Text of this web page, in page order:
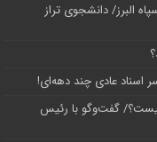
البرز/ دانشجوی تراز
اسناد عادی چند‌ دهه‌ای!
چیست؟/ گفت‌وگو با رئیس